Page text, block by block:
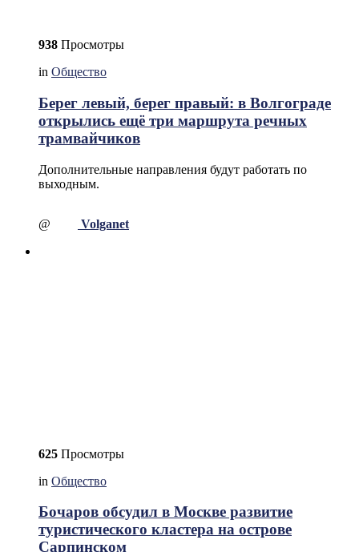
938 Просмотры
in Общество
Берег левый, берег правый: в Волгограде
открылись ещё три маршрута речных
трамвайчиков
Дополнительные направления будут работать по
выходным.
@ Volganet
625 Просмотры
in Общество
Бочаров обсудил в Москве развитие
туристического кластера на острове
Сарпинском